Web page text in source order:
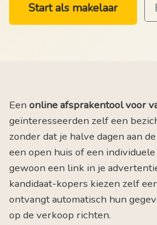
Start als makelaar
Een online afsprakentool voor
geïnteresseerden zelf een
zonder dat je halve dagen aan
een open huis of een
gewoon een link in je
kandidaat-kopers kiezen zelf
ontvangt automatisch hun
op de verkoop richten.